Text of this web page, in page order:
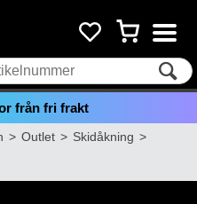
från fri frakt
>Outlet>Skidåkning>